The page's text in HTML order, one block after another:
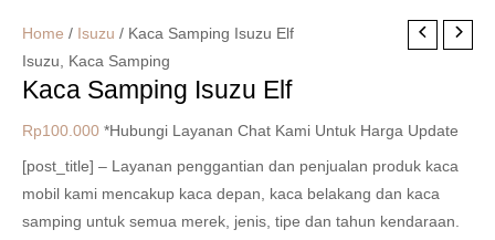
Home / Isuzu / Kaca Samping Isuzu Elf
Isuzu, Kaca Samping
Kaca Samping Isuzu Elf
Rp100.000 *Hubungi Layanan Chat Kami Untuk Harga Update
[post_title] – Layanan penggantian dan penjualan produk kaca
mobil kami mencakup kaca depan, kaca belakang dan kaca
samping untuk semua merek, jenis, tipe dan tahun kendaraan.